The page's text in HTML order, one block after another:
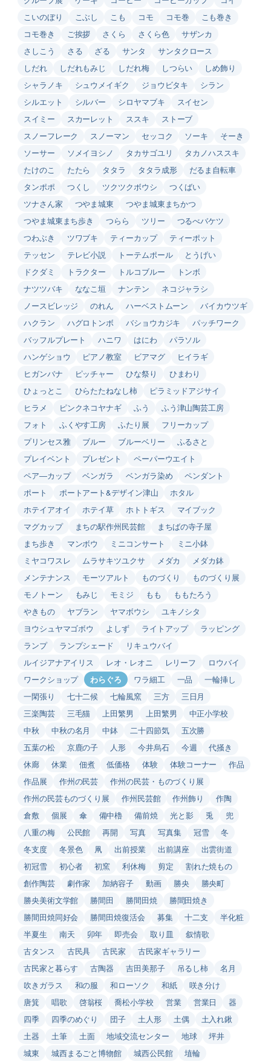
こいのぼり
こぶし こも コモ コモ巻
こも巻き
コモ巻き
ご挨拶 さくら さくら色
サザンカ
さしこう
さる ざる サンタ
サンタクロース
しだれ
しだれもみじ しだれ梅 しつらい
しめ飾り
シャラノキ
シュウメイギク ジョウビタキ
シラン
シルエット
シルバー シロヤマブキ
スイセン
スイミー
スカーレット ススキ
ストーブ
スノーフレーク
スノーマン セッコク ソーキ
そーき
ソーサー
ソメイヨシノ タカサゴユリ
タカノハススキ
たけのこ
たたら タタラ タタラ成形
だるま自転車
タンポポ
つくし ツクツクボウシ
つくばい
ツナさん家
つやま城東
つやま城東まちかつ
つやま城東まち歩き
つらら ツリー
つるべバケツ
つわぶき
ツワブキ ティーカップ
ティーポット
テッセン
テレビ小説 トーテムポール
とうげい
ドクダミ
トラクター トルコブルー
トンボ
ナツツバキ
ななこ垣 ナンテン
ネコジャラシ
ノースビレッジ
のれん ハーベストムーン
バイカウツギ
ハクラン
ハグロトンボ バショウカジキ
パッチワーク
バッフルプレート
ハニワ はにわ
パラソル
ハンゲショウ
ピアノ教室 ビアマグ
ヒイラギ
ヒガンバナ
ピッチャー ひな祭り
ひまわり
ひょっとこ
ひらたたねなし柿
ピラミッドアジサイ
ヒラメ
ピンクネコヤナギ ふう
ふう津山陶芸工房
フォト
ふくやす工房 ふたり展
フリーカップ
プリンセス雅
ブルー ブルーベリー
ふるさと
プレイベント
プレゼント
ペーパーウエイト
ペア―カップ
ベンガラ ベンガラ染め
ペンダント
ポート
ポートアート&デザイン津山
ホタル
ホテイアオイ
ホテイ草 ホトトギス
マイブック
マグカップ
まちの駅作州民芸館
まちばの寺子屋
まち歩き
マンボウ ミニコンサート
ミニ小鉢
ミヤコワスレ
ムラサキツユクサ メダカ
メダカ鉢
メンテナンス
モーツアルト ものづくり
ものづくり展
モノトーン
もみじ モミジ もも
ももたろう
やきもの
ヤブラン ヤマボウシ
ユキノシタ
ヨウシュヤマゴボウ
よしず ライトアップ
ラッピング
ランプ
ランプシェード
リキュウバイ
ルイジアナアイリス
レオ・レオニ レリーフ
ロウバイ
ワークショップ
わらぐろ ワラ細工 一品
一輪挿し
一閑張り
七十二候 七輪風窯 三方
三日月
三楽陶芸
三毛猫 上田繁男 上田繁男
中正小学校
中秋
中秋の名月 中鉢 二十四節気
五次勝
五葉の松
京鹿の子 人形 今井烏石 今週
代掻き
休廊
休業 佃煮 低価格 体験 体験コーナー
作品
作品展
作州の民芸
作州の民芸・ものづくり展
作州の民芸ものづくり展
作州民芸館 作州飾り
作陶
倉敷
個展 傘 備中櫓 備前焼 光と影 兎
兜
八重の梅
公民館 再開 写真 写真集 冠雪
冬
冬支度
冬景色 凧 出前授業 出前講座
出雲街道
初冠雪
初心者 初窯 利休梅 剪定
割れた焼もの
創作陶芸
劇作家 加納容子 動画 勝央
勝央町
勝央美術文学館
勝間田 勝間田焼
勝間田焼き
勝間田焼同好会
勝間田焼復活会 募集 十二支
半化粧
半夏生
南天 卯年 即売会 取り皿
叙情歌
古タンス
古民具 古民家
古民家ギャラリー
古民家と暮らす
古陶器 吉田美那子 吊るし柿
名月
吹きガラス
和の服 和ローソク 和紙
咲き分け
唐箕
唱歌 啓翁桜 喬松小学校 営業 営業日
器
四季
四季のめぐり 団子 土人形 土偶
土入れ鍬
土器
土筆 土面 地域交流センター 地球
坪井
城東
城西まるごと博物館 城西公民館
埴輪